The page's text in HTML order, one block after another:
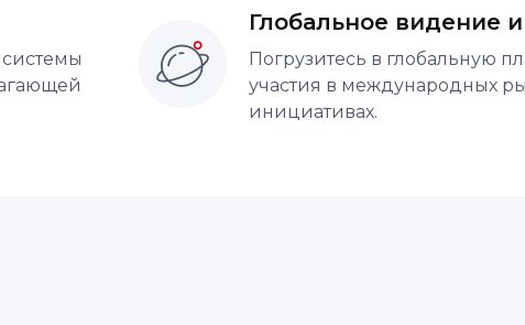
Глобальное видение
Погрузитесь в глобальную
участия в международных
инициативах.